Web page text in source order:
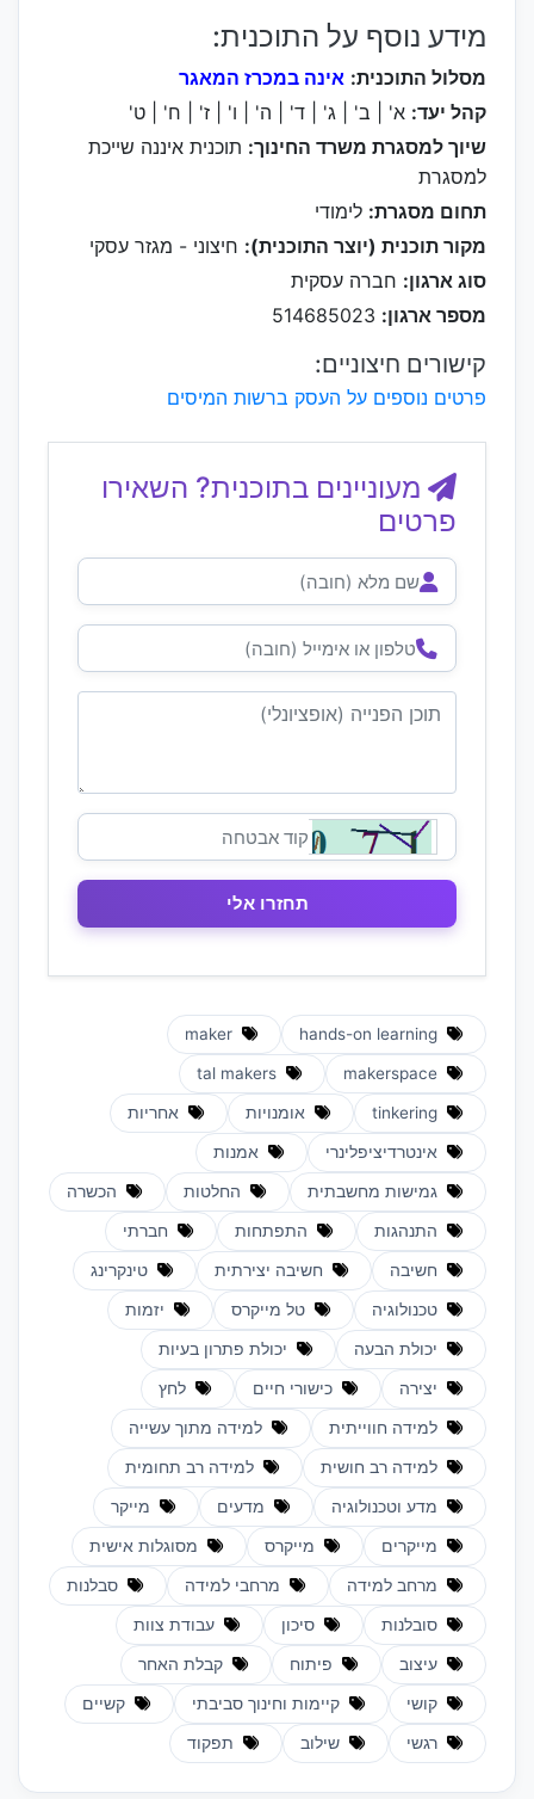
מידע נוסף על התוכנית:
מסלול התוכנית: אינה במכרז המאגר
קהל יעד: א' | ב' | ג' | ד' | ה' | ו' | ז' | ח' | ט'
שיוך למסגרת משרד החינוך: תוכנית איננה שייכת
למסגרת
תחום מסגרת: לימודי
מקור תוכנית (יוצר התוכנית): חיצוני - מגזר עסקי
סוג ארגון: חברה עסקית
מספר ארגון:
קישורים חיצוניים:
פרטים נוספים על העסק ברשות המיסים
מעוניינים בתוכנית? השאירו
פרטים
אומנויות אחריות
אינטרדיציפלינרי אמנות
גמישות מחשבתית החלטות הכשרה
התנהגות התפתחות חברתי
חשיבה חשיבה יצירתית טינקרינג
טכנולוגיה טל מייקרס יזמות
יכולת הבעה יכולת פתרון בעיות
יצירה כישורי חיים לחץ
למידה חווייתית למידה מתוך עשייה
למידה רב חושית למידה רב תחומית
מדע וטכנולוגיה מדעים מייקר
מייקרים מייקרס מסוגלות אישית
מרחב למידה מרחבי למידה סבלנות
סובלנות סיכון עבודת צוות
עיצוב פיתוח קבלת האחר
קושי קיימות וחינוך סביבתי קשיים
רגשי שילוב תפקוד